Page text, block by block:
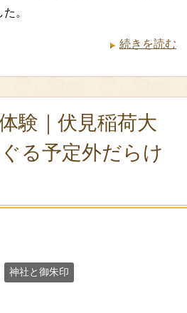
。
続きを読む
験｜伏見稲荷大
る予定外だらけ
神社と御朱印